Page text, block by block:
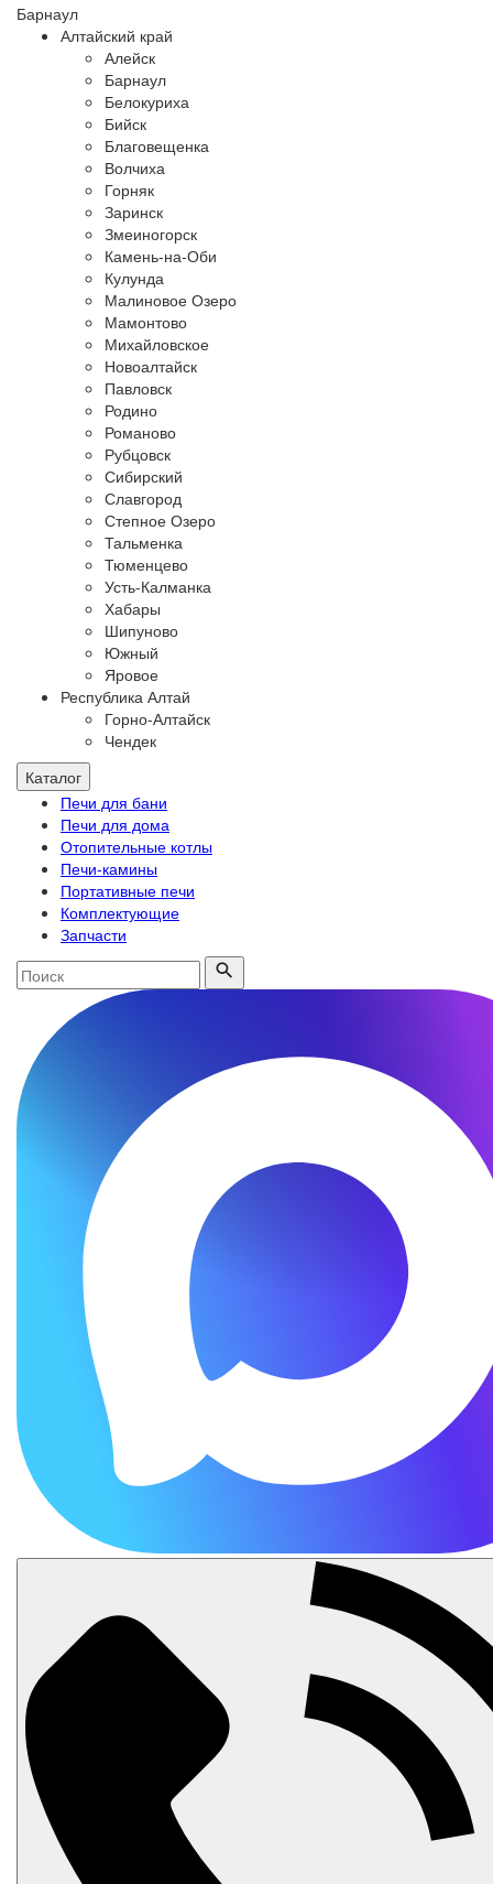
Барнаул
Алтайский край
Алейск
Барнаул
Белокуриха
Бийск
Благовещенка
Волчиха
Горняк
Заринск
Змеиногорск
Камень-на-Оби
Кулунда
Малиновое Озеро
Мамонтово
Михайловское
Новоалтайск
Павловск
Родино
Романово
Рубцовск
Сибирский
Славгород
Степное Озеро
Тальменка
Тюменцево
Усть-Калманка
Хабары
Шипуново
Южный
Яровое
Республика Алтай
Горно-Алтайск
Чендек
Каталог
Печи для бани
Печи для дома
Отопительные котлы
Печи-камины
Портативные печи
Комплектующие
Запчасти